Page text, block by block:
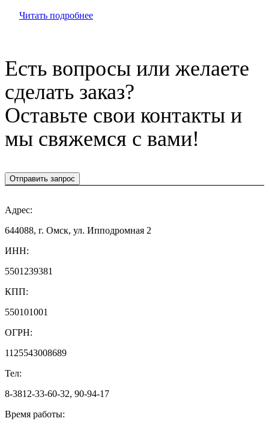
Читать подробнее
Есть вопросы или желаете
сделать заказ?
Оставьте свои контакты и
мы свяжемся с вами!
Отправить запрос
Адрес:
644088, г. Омск, ул. Ипподромная 2
ИНН:
5501239381
КПП:
550101001
ОГРН:
1125543008689
Тел:
8-3812-33-60-32, 90-94-17
Время работы: